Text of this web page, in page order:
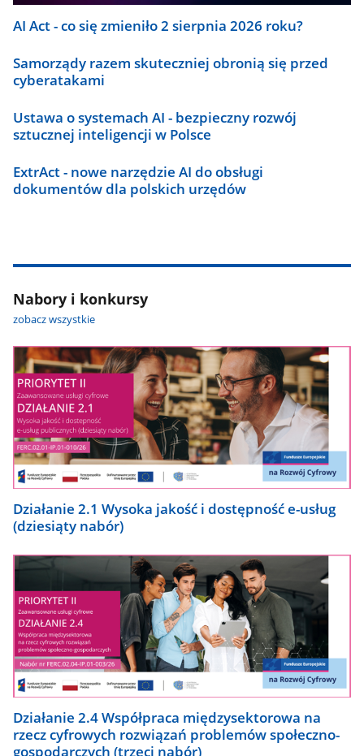
AI Act - co się zmieniło 2 sierpnia 2026 roku?
Samorządy razem skuteczniej obronią się przed
cyberatakami
Ustawa o systemach AI - bezpieczny rozwój
sztucznej inteligencji w Polsce
ExtrAct - nowe narzędzie AI do obsługi
dokumentów dla polskich urzędów
Nabory i konkursy
zobacz wszystkie
Działanie 2.1 Wysoka jakość i dostępność e-usług
(dziesiąty nabór)
Działanie 2.4 Współpraca międzysektorowa na
rzecz cyfrowych rozwiązań problemów społeczno-
gospodarczych (trzeci nabór)